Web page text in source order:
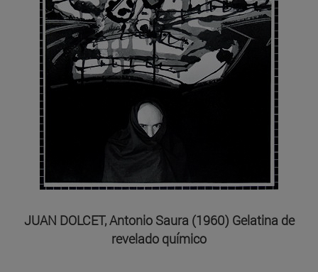
JUAN DOLCET, Antonio Saura (1960) Gelatina de
revelado químico